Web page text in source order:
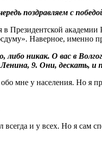
поздравляем с
в Президентской
Наверное, именно
либо никак. О вас в
9. Они, дескать, и
мне у населения. Но я
и у всех. Но я сам